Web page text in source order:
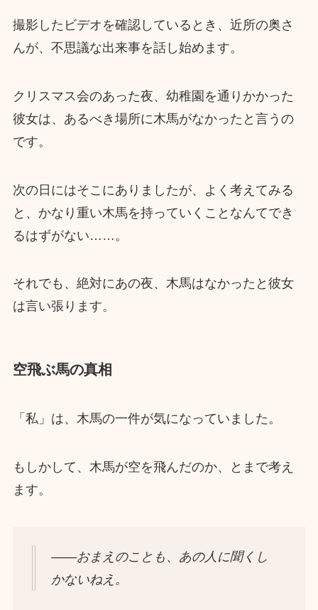
撮影したビデオを確認しているとき、近所の奥さ
んが、不思議な出来事を話し始めます。
クリスマス会のあった夜、幼稚園を通りかかった
彼女は、あるべき場所に木馬がなかったと言うの
です。
次の日にはそこにありましたが、よく考えてみる
と、かなり重い木馬を持っていくことなんてでき
るはずがない……。
それでも、絶対にあの夜、木馬はなかったと彼女
は言い張ります。
空飛ぶ馬の真相
「私」は、木馬の一件が気になっていました。
もしかして、木馬が空を飛んだのか、とまで考え
ます。
――おまえのことも、あの人に聞くし
かないねえ。